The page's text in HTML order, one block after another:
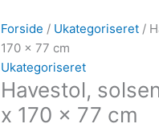
Forside / Ukategoriseret /
170 x 77 cm
Ukategoriseret
Havestol,
x 170 x 77 cm